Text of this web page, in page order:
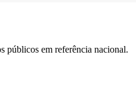
públicos em referência nacional.